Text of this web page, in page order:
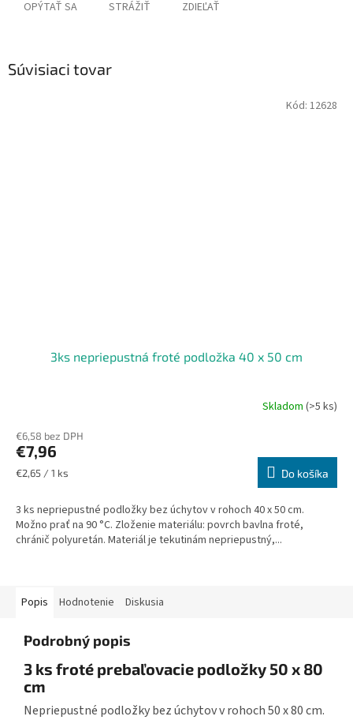
OPÝTAŤ SA STRÁŽIŤ ZDIEĽAŤ
Súvisiaci tovar
3ks nepriepustná froté podložka 40 x 50 cm
Skladom (>5 ks)
€6,58 bez DPH
€7,96
Jednotková
€2,65 / 1 ks Do košíka
3 ks nepriepustné podložky bez úchytov v rohoch 40 x 50 cm.
Možno prať na 90 °C. Zloženie materiálu: povrch bavlna froté,
chránič polyuretán. Materiál je tekutinám nepriepustný,...
Kód: 12628
Popis Hodnotenie Diskusia
Podrobný popis
3 ks froté prebaľovacie podložky 50 x 80
cm
Nepriepustné podložky bez úchytov v rohoch 50 x 80 cm.